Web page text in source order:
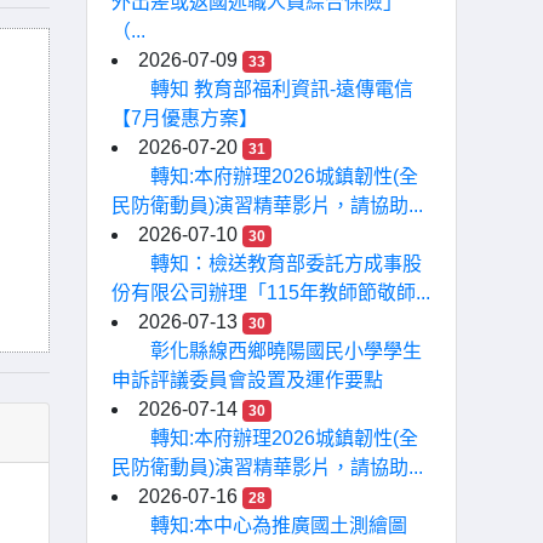
（...
2026-07-09
33
轉知 教育部福利資訊-遠傳電信
【7月優惠方案】
2026-07-20
31
轉知:本府辦理2026城鎮韌性(全
民防衛動員)演習精華影片，請協助...
2026-07-10
30
轉知：檢送教育部委託方成事股
份有限公司辦理「115年教師節敬師...
2026-07-13
30
彰化縣線西鄉曉陽國民小學學生
申訴評議委員會設置及運作要點
2026-07-14
30
轉知:本府辦理2026城鎮韌性(全
民防衛動員)演習精華影片，請協助...
2026-07-16
28
轉知:本中心為推廣國土測繪圖